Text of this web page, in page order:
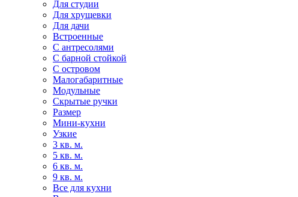
Для студии
Для хрущевки
Для дачи
Встроенные
С антресолями
С барной стойкой
С островом
Малогабаритные
Модульные
Скрытые ручки
Размер
Мини-кухни
Узкие
3 кв. м.
5 кв. м.
6 кв. м.
9 кв. м.
Все для кухни